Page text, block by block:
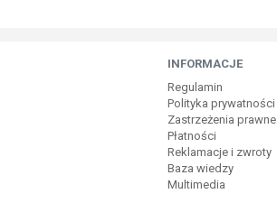
INFORMACJE
Regulamin
Polityka prywatności
Zastrzeżenia prawne
Płatności
Reklamacje i zwroty
Baza wiedzy
Multimedia